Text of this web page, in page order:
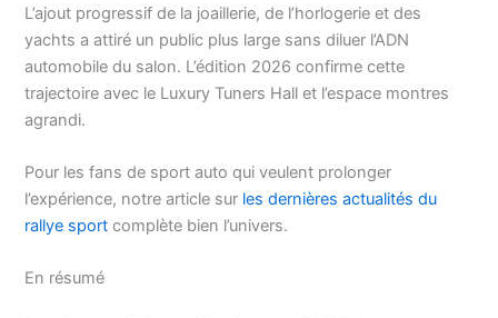
L’ajout progressif de la joaillerie, de l’horlogerie et des
yachts a attiré un public plus large sans diluer l’ADN
automobile du salon. L’édition 2026 confirme cette
trajectoire avec le Luxury Tuners Hall et l’espace montres
agrandi.
Pour les fans de sport auto qui veulent prolonger
l’expérience, notre article sur les dernières actualités du
rallye sport complète bien l’univers.
En résumé